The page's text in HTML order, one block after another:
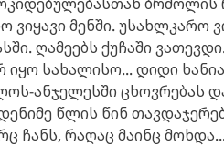
ვიყავი მენში. უსახლკარო
ღამეებს ქუჩაში
იყო სახალისო... დიდი
ანჯელესში ცხოვრებას
წლის წინ
ჩანს, რაღაც მაინც